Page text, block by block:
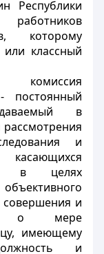
Республики
которому
классный
комиссия
постоянный
в
и
в целях
совершения и
о мере
имеющему
и